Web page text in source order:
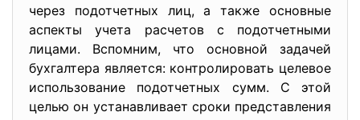
через подотчетных лиц, а также основные
аспекты учета расчетов с подотчетными
лицами. Вспомним, что основной задачей
бухгалтера является: контролировать целевое
использование подотчетных сумм. С этой
целью он устанавливает сроки представления